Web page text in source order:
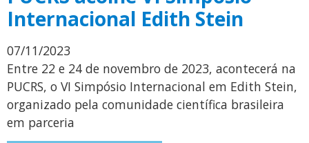
Internacional Edith Stein
07/11/2023
Entre 22 e 24 de novembro de 2023, acontecerá na
PUCRS, o VI Simpósio Internacional em Edith Stein,
organizado pela comunidade científica brasileira
em parceria